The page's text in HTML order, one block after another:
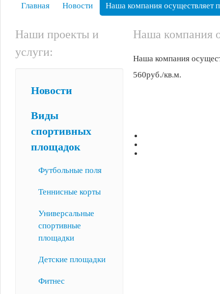
Главная Новости Наша компания осуществляет
Наши проекты и
услуги:
Новости
Виды
спортивных
площадок
Футбольные поля
Теннисные корты
Универсальные
спортивные
площадки
Детские площадки
Фитнес
Наша компания
Наша компания
560руб./кв.м.